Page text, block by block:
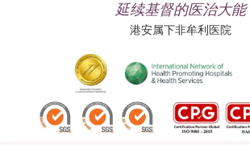
延续基督的医治大能
港安属下非牟利医院